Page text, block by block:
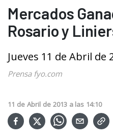
Mercados
Rosario y
Jueves 11 de Abril de
Prensa fyo.com
11 de Abril de 2013 a las 14:10